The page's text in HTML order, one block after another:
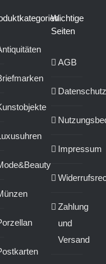
Wichtige
Seiten
AGB
Datenschutz
Impressum
Zahlung
und
Versand